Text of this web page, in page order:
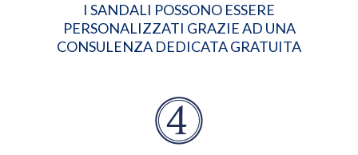
I SANDALI POSSONO ESSERE
PERSONALIZZATI GRAZIE AD UNA
CONSULENZA DEDICATA GRATUITA